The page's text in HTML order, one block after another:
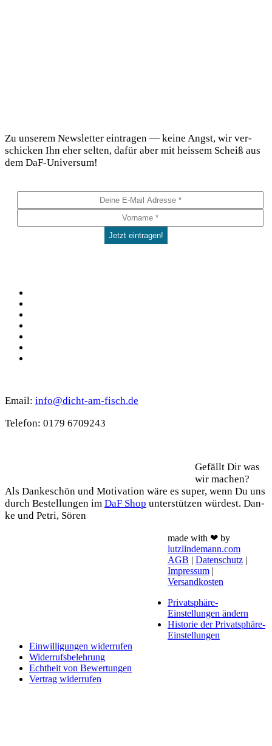
Zu unse­rem News­let­ter ein­tra­gen — kei­ne Angst, wir ver­
schi­cken Ihn eher sel­ten, dafür aber mit heis­sem Scheiß aus
dem DaF-Universum!
Email: info@dicht-am-fisch.de
Tele­fon: 0179 6709243
Gefällt Dir was
wir machen?
Als Dan­ke­schön und Moti­va­ti­on wäre es super, wenn Du uns
durch Bestel­lun­gen im DaF Shop unter­stüt­zen wür­dest. Dan­
ke und Petri, Sören
made with ❤ by
lutzlindemann.com
AGB | Datenschutz |
Impressum |
Versandkosten
Privatsphäre-
Einstellungen ändern
Historie der Privatsphäre-
Einstellungen
Einwilligungen widerrufen
Widerrufsbelehrung
Echtheit von Bewertungen
Vertrag widerrufen